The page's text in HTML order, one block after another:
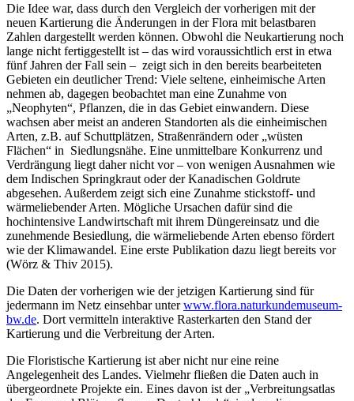
Die Idee war, dass durch den Vergleich der vorherigen mit der
neuen Kartierung die Änderungen in der Flora mit belastbaren
Zahlen dargestellt werden können. Obwohl die Neukartierung noch
lange nicht fertiggestellt ist – das wird voraussichtlich erst in etwa
fünf Jahren der Fall sein – zeigt sich in den bereits bearbeiteten
Gebieten ein deutlicher Trend: Viele seltene, einheimische Arten
nehmen ab, dagegen beobachtet man eine Zunahme von
„Neophyten“, Pflanzen, die in das Gebiet einwandern. Diese
wachsen aber meist an anderen Standorten als die einheimischen
Arten, z.B. auf Schuttplätzen, Straßenrändern oder „wüsten
Flächen“ in Siedlungsnähe. Eine unmittelbare Konkurrenz und
Verdrängung liegt daher nicht vor – von wenigen Ausnahmen wie
dem Indischen Springkraut oder der Kanadischen Goldrute
abgesehen. Außerdem zeigt sich eine Zunahme stickstoff- und
wärmeliebender Arten. Mögliche Ursachen dafür sind die
hochintensive Landwirtschaft mit ihrem Düngereinsatz und die
zunehmende Besiedlung, die wärmeliebende Arten ebenso fördert
wie der Klimawandel. Eine erste Publikation dazu liegt bereits vor
(Wörz & Thiv 2015).
Die Daten der vorherigen wie der jetzigen Kartierung sind für
jedermann im Netz einsehbar unterwww.flora.naturkundemuseum-
bw.de. Dort vermitteln interaktive Rasterkarten den Stand der
Kartierung und die Verbreitung der Arten.
Die Floristische Kartierung ist aber nicht nur eine reine
Angelegenheit des Landes. Vielmehr fließen die Daten auch in
übergeordnete Projekte ein. Eines davon ist der „Verbreitungsatlas